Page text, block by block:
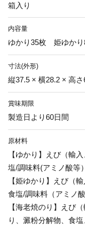
箱入り
内容量
ゆかり35枚 姫ゆか
寸法(外形)
縦37.5 × 横28.2 × 高
賞味期限
製造日より60日間
原材料
【ゆかり】えび（輸
塩/調味料(アミノ酸等
【姫ゆかり】えび（
食塩/調味料（アミノ
【海老焼のり】えび
り、澱粉分解物、食